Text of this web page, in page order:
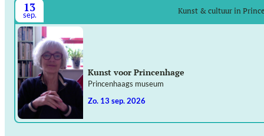
13
sep. Kunst & cultuur in
Kunst voor Princenhage
Princenhaags museum
zo. 13 sep. 2026